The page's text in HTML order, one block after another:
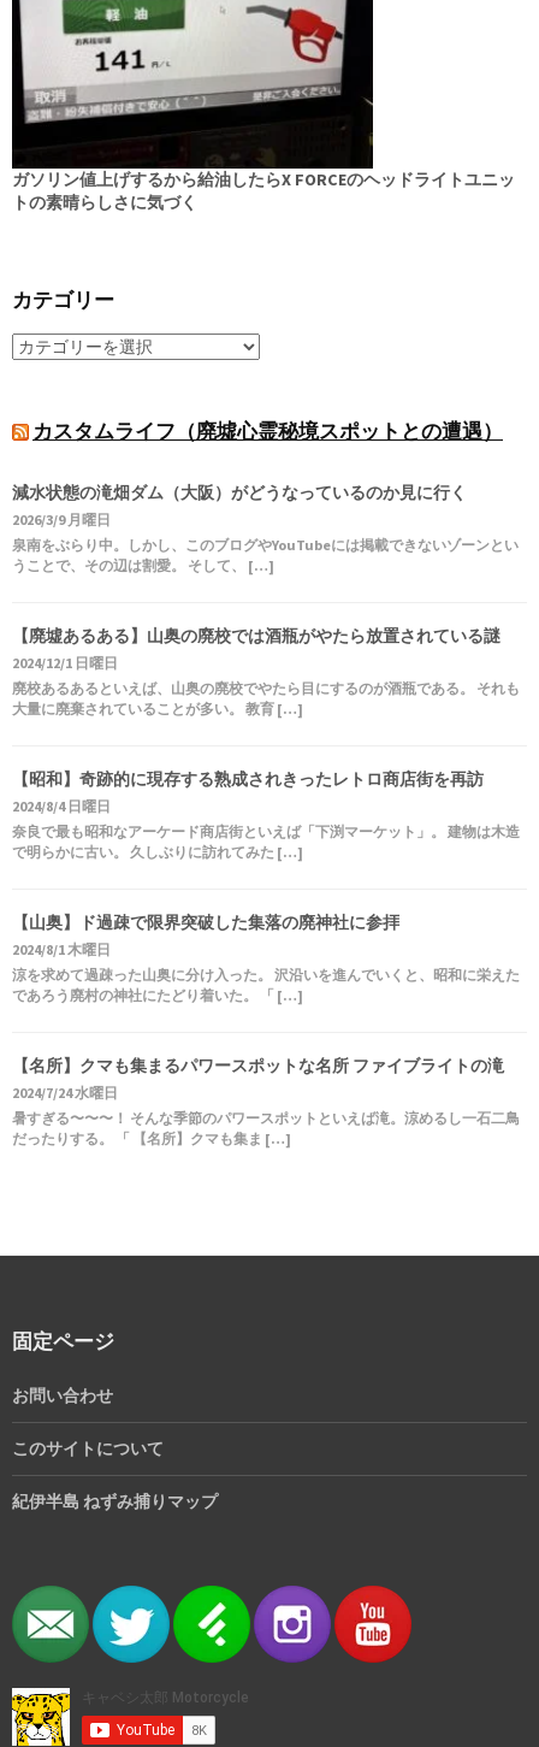
ガソリン値上げするから給油したらX FORCEのヘッドライトユニッ
トの素晴らしさに気づく
カテゴリー
カスタムライフ（廃墟心霊秘境スポットとの遭遇）
減水状態の滝畑ダム（大阪）がどうなっているのか見に行く
2026/3/9 月曜日
泉南をぶらり中。しかし、このブログやYouTubeには掲載できないゾーンとい
うことで、その辺は割愛。 そして、 […]
【廃墟あるある】山奥の廃校では酒瓶がやたら放置されている謎
2024/12/1 日曜日
廃校あるあるといえば、山奥の廃校でやたら目にするのが酒瓶である。 それも
大量に廃棄されていることが多い。 教育 […]
【昭和】奇跡的に現存する熟成されきったレトロ商店街を再訪
2024/8/4 日曜日
奈良で最も昭和なアーケード商店街といえば「下渕マーケット」。 建物は木造
で明らかに古い。 久しぶりに訪れてみた […]
【山奥】ド過疎で限界突破した集落の廃神社に参拝
2024/8/1 木曜日
涼を求めて過疎った山奥に分け入った。 沢沿いを進んでいくと、昭和に栄えた
であろう廃村の神社にたどり着いた。 「 […]
【名所】クマも集まるパワースポットな名所 ファイブライトの滝
2024/7/24 水曜日
暑すぎる〜〜〜！ そんな季節のパワースポットといえば滝。涼めるし一石二鳥
だったりする。 「 【名所】クマも集ま […]
固定ページ
お問い合わせ
このサイトについて
紀伊半島 ねずみ捕りマップ